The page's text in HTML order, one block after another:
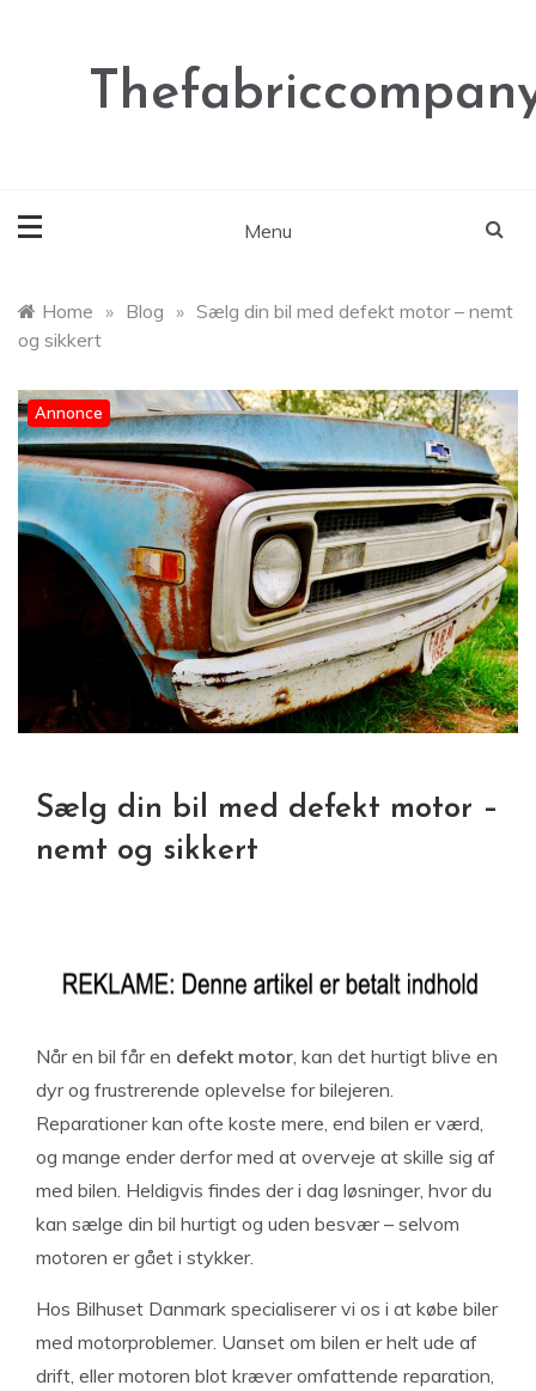
Menu
Home » Blog » Sælg din bil med defekt motor – nemt
og sikkert
Annonce
Sælg din bil med defekt motor –
nemt og sikkert
Når en bil får en defekt motor , kan det hurtigt blive en
dyr og frustrerende oplevelse for bilejeren.
Reparationer kan ofte koste mere, end bilen er værd,
og mange ender derfor med at overveje at skille sig af
med bilen. Heldigvis findes der i dag løsninger, hvor du
kan sælge din bil hurtigt og uden besvær – selvom
motoren er gået i stykker.
Hos Bilhuset Danmark specialiserer vi os i at købe biler
med motorproblemer. Uanset om bilen er helt ude af
drift, eller motoren blot kræver omfattende reparation,